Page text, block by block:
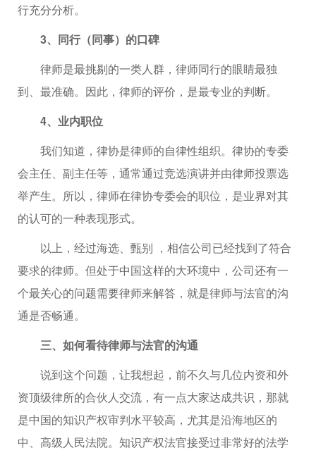
行充分分析。
3、同行（同事）的口碑
律师是最挑剔的一类人群，律师同行的眼睛最独
到、最准确。因此，律师的评价，是最专业的判断。
4、业内职位
我们知道，律协是律师的自律性组织。律协的专委
会主任、副主任等，通常通过竞选演讲并由律师投票选
举产生。所以，律师在律协专委会的职位，是业界对其
的认可的一种表现形式。
以上，经过海选、甄别 ，相信公司已经找到了符合
要求的律师。但处于中国这样的大环境中，公司还有一
个最关心的问题需要律师来解答，就是律师与法官的沟
通是否畅通。
三、如何看待律师与法官的沟通
说到这个问题，让我想起，前不久与几位内资和外
资顶级律所的合伙人交流，有一点大家达成共识，那就
是中国的知识产权审判水平较高，尤其是沿海地区的
中、高级人民法院。知识产权法官接受过非常好的法学